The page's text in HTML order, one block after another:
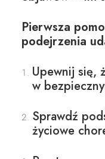
Pierwsza
podejrzenia
Upewnij się,
w
Sprawdź
życiowe